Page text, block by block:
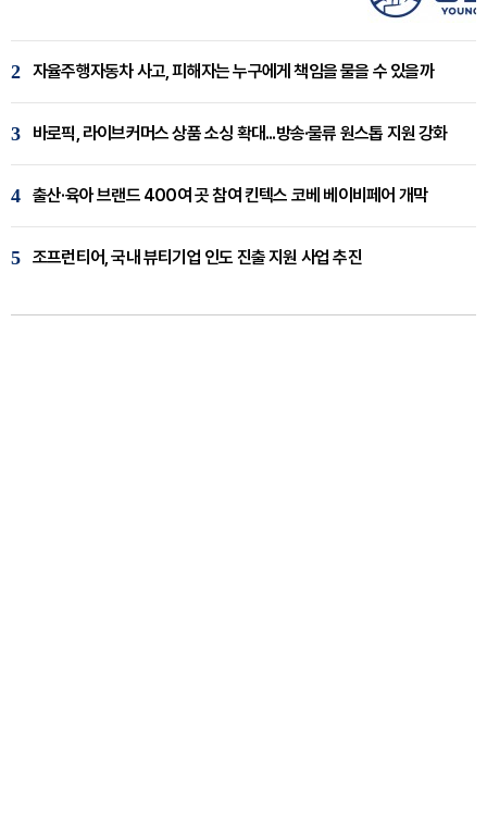
2 자율주행자동차 사고, 피해자는 누구에게 책임을 물을 수 있을까
3 바로픽, 라이브커머스 상품 소싱 확대...방송·물류 원스톱 지원 강화
4 출산·육아 브랜드 400여 곳 참여 킨텍스 코베 베이비페어 개막
5 조프런티어, 국내 뷰티기업 인도 진출 지원 사업 추진